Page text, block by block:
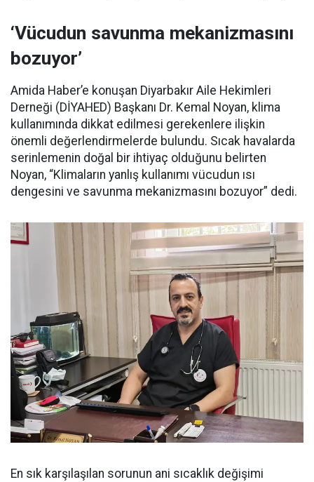
‘Vücudun savunma mekanizmasını
bozuyor’
Amida Haber’e konuşan Diyarbakır Aile Hekimleri
Derneği (DİYAHED) Başkanı Dr. Kemal Noyan, klima
kullanımında dikkat edilmesi gerekenlere ilişkin
önemli değerlendirmelerde bulundu. Sıcak havalarda
serinlemenin doğal bir ihtiyaç olduğunu belirten
Noyan, “Klimaların yanlış kullanımı vücudun ısı
dengesini ve savunma mekanizmasını bozuyor” dedi.
En sık karşılaşılan sorunun ani sıcaklık değişimi